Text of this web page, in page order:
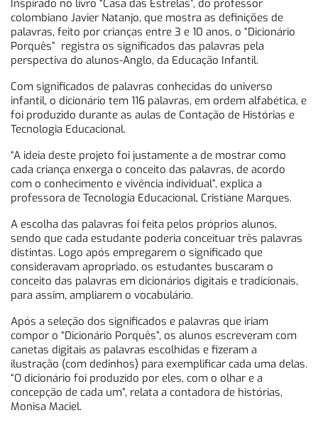
Inspirado no livro “Casa das Estrelas”, do professor
colombiano Javier Natanjo, que mostra as definições de
palavras, feito por crianças entre 3 e 10 anos, o “Dicionário
Porquês” registra os significados das palavras pela
perspectiva do alunos-Anglo, da Educação Infantil.
Com significados de palavras conhecidas do universo
infantil, o dicionário tem 116 palavras, em ordem alfabética, e
foi produzido durante as aulas de Contação de Histórias e
Tecnologia Educacional.
“A ideia deste projeto foi justamente a de mostrar como
cada criança enxerga o conceito das palavras, de acordo
com o conhecimento e vivência individual”, explica a
professora de Tecnologia Educacional, Cristiane Marques.
A escolha das palavras foi feita pelos próprios alunos,
sendo que cada estudante poderia conceituar três palavras
distintas. Logo após empregarem o significado que
consideravam apropriado, os estudantes buscaram o
conceito das palavras em dicionários digitais e tradicionais,
para assim, ampliarem o vocabulário.
Após a seleção dos significados e palavras que iriam
compor o “Dicionário Porquês”, os alunos escreveram com
canetas digitais as palavras escolhidas e fizeram a
ilustração (com dedinhos) para exemplificar cada uma delas.
“O dicionário foi produzido por eles, com o olhar e a
concepção de cada um”, relata a contadora de histórias,
Monisa Maciel.